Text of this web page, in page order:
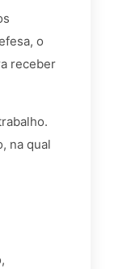
o
receber
na qual